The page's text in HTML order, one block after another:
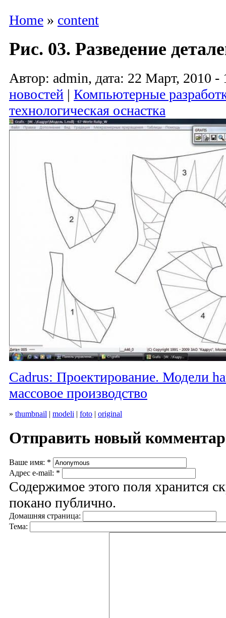
Home » content
Рис. 03. Разведение
Автор: admin, дата: 22 Март, 2010 -
новостей | Компьютерные
технологическая оснастка
Cadrus: Проектирование. Модели
массовое производство
» thumbnail | modeli | foto | original
Отправить новый
Ваше имя: *
Адрес e-mail: *
Содержимое этого поля хранится
покано публично.
Домашняя страница:
Тема: